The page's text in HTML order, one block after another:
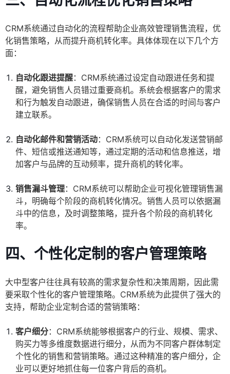
CRM系统通过自动化的流程帮助企业高效管理销售流程，优
化销售策略，从而提升商机转化率。具体体现在以下几个方
面：
自动化跟进提醒：CRM系统通过设定自动跟进任务和提
醒，避免销售人员错过重要商机。系统会根据客户的需求
和行为触发自动跟进，确保销售人员在合适的时间与客户
建立联系。
自动化邮件和营销活动：CRM系统可以自动化发送营销邮
件、短信或推送通知等，通过定期的活动和信息推送，增
加客户与品牌的互动频率，提升商机的转化率。
销售漏斗管理：CRM系统可以帮助企业可视化管理销售漏
斗，明确每个阶段的商机转化情况。销售人员可以依据漏
斗中的信息，及时调整策略，提升各个阶段的商机转化
率。
四、个性化定制的客户管理策略
大中型客户往往具有较高的需求复杂性和决策周期，因此需
要采取个性化的客户管理策略。CRM系统为此提供了强大的
支持，帮助企业定制合适的营销策略：
客户细分：CRM系统能够根据客户的行业、规模、需求、
购买力等多维度数据进行细分，从而为不同客户群体制定
个性化的销售和营销策略。通过这种精准的客户细分，企
业可以更好地抓住每一位客户背后的商机。